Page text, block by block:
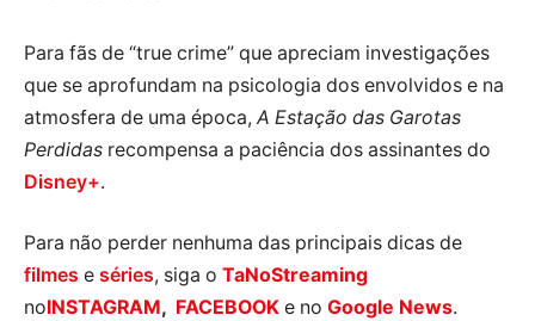
Para fãs de “true crime” que apreciam investigações
que se aprofundam na psicologia dos envolvidos e na
atmosfera de uma época, A Estação das Garotas
Perdidas recompensa a paciência dos assinantes do
Disney+.
Para não perder nenhuma das principais dicas de
filmes e séries, siga o TaNoStreaming
noINSTAGRAM, FACEBOOK e no Google News.